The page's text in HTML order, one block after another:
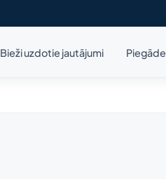
Bieži uzdotie jautājumi Piegāde